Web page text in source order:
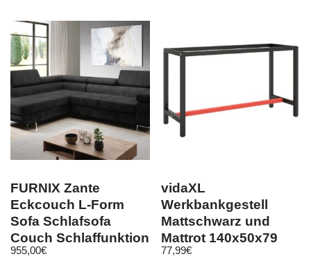
FURNIX Zante
Eckcouch L-Form
Sofa Schlafsofa
Couch Schlaffunktion
KR 07
955,00€
vidaXL
Werkbankgestell
Mattschwarz und
Mattrot 140x50x79
cm Metall
77,99€